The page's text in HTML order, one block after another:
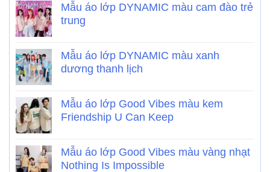
Mẫu áo lớp DYNAMIC màu cam đào trẻ
trung
Mẫu áo lớp DYNAMIC màu xanh
dương thanh lịch
Mẫu áo lớp Good Vibes màu kem
Friendship U Can Keep
Mẫu áo lớp Good Vibes màu vàng nhạt
Nothing Is Impossible